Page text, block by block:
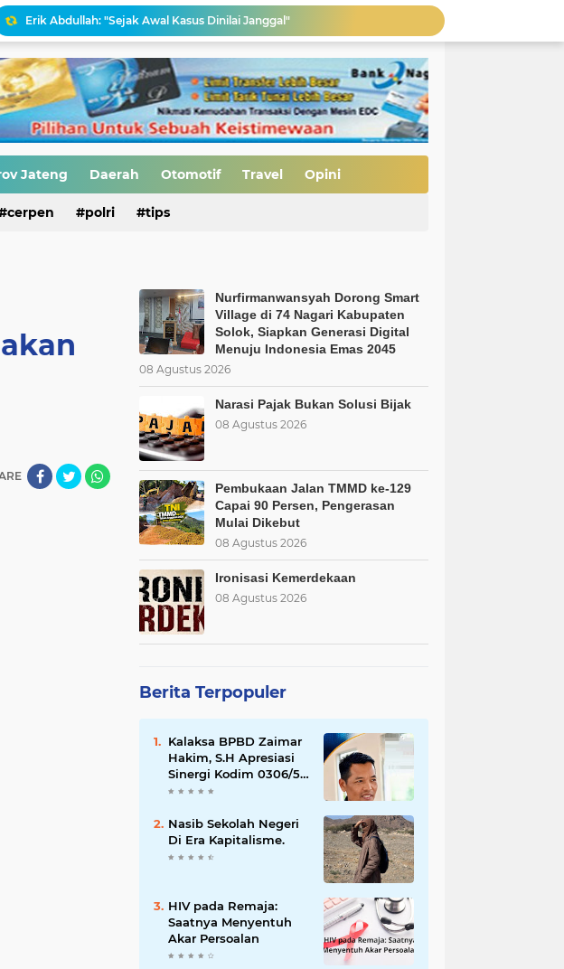
Erik Abdullah: "Sejak Awal Kasus Dinilai Janggal"
Pengerasan Jalan TMMD ke-129 Kodim 0306/50 Kota, Menguatkan Akses Menuju Kemajuan Nagari
Edukasi Keselamatan Berkedara, Ditlantas Polda Sumbar Gelar "Police Goes To Campus" di UNP
Antara HAM dan Hukum Allah: Kedudukan L68TQ dalam Islam
Nurfirmanwansyah Dorong Smart Village di 74 Nagari Kabupaten Solok, Siapkan Generasi Digital Menuju Indonesia Emas 2045
Narasi Pajak Bukan Solusi Bijak
Ironisasi Kemerdekaan
MBG Bukan Solusi tapi Korupsi, Kolusi, dan Nepotisme Para Elit Politik, Kolusi, dan Nepotisme Para Elit Politik
HIV di Kalangan Pelajar, Saatnya Evaluasi Arah Kebijakan
Jateng Daerah Otomotif Travel Opini
cerpen polri tips
Nurfirmanwansyah Dorong Smart
Village di 74 Nagari Kabupaten
Solok, Siapkan Generasi Digital
Menuju Indonesia Emas 2045
08 Agustus 2026
Narasi Pajak Bukan Solusi Bijak
08 Agustus 2026
Pembukaan Jalan TMMD ke-129
Capai 90 Persen, Pengerasan
Mulai Dikebut
08 Agustus 2026
Ironisasi Kemerdekaan
08 Agustus 2026
Berita Terpopuler
Kalaksa BPBD Zaimar
Hakim, S.H Apresiasi
Sinergi Kodim 0306/50
Kota dalam
dan Penanganan
Bencana
Nasib Sekolah Negeri
Di Era Kapitalisme.
HIV pada Remaja:
Saatnya Menyentuh
Akar Persoalan